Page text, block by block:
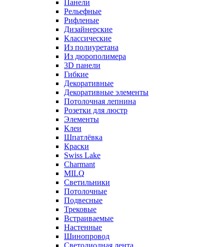
Панели
Рельефные
Рифленые
Дизайнерские
Классические
Из полиуретана
Из дюрополимера
3D панели
Гибкие
Декоративные
Декоративные элементы
Потолочная лепнина
Розетки для люстр
Элементы
Клеи
Шпатлёвка
Краски
Swiss Lake
Charmant
MILQ
Светильники
Потолочные
Подвесные
Трековые
Встраиваемые
Настенные
Шинопровод
Светодиодная лента